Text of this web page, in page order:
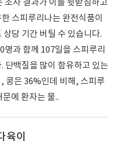
조사 결과가 이를 뒷받침하고
스피루리나는 완전식품이
당 기간 버틸 수 있습니다.
명과 함께 107일을 스피루리
단백질을 많이 함유하고 있는
콩은 36%인데 비해, 스피루
에 환자는 물..
육이